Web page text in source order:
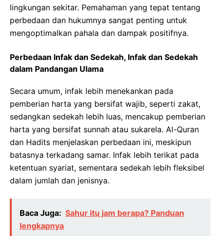
lingkungan sekitar. Pemahaman yang tepat tentang
perbedaan dan hukumnya sangat penting untuk
mengoptimalkan pahala dan dampak positifnya.
Perbedaan Infak dan Sedekah, Infak dan Sedekah
dalam Pandangan Ulama
Secara umum, infak lebih menekankan pada
pemberian harta yang bersifat wajib, seperti zakat,
sedangkan sedekah lebih luas, mencakup pemberian
harta yang bersifat sunnah atau sukarela. Al-Quran
dan Hadits menjelaskan perbedaan ini, meskipun
batasnya terkadang samar. Infak lebih terikat pada
ketentuan syariat, sementara sedekah lebih fleksibel
dalam jumlah dan jenisnya.
Baca Juga: Sahur itu jam berapa? Panduan
lengkapnya